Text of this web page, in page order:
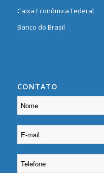
Caixa Econômica Federal
Banco do Brasil
CONTATO